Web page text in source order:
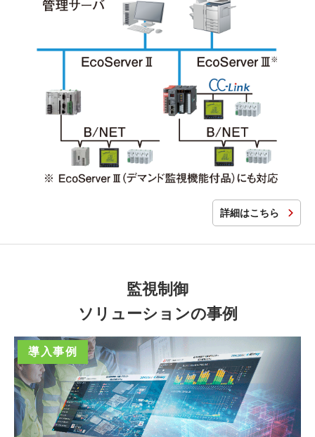
詳細はこちら
監視制御
ソリューションの事例
導入事例